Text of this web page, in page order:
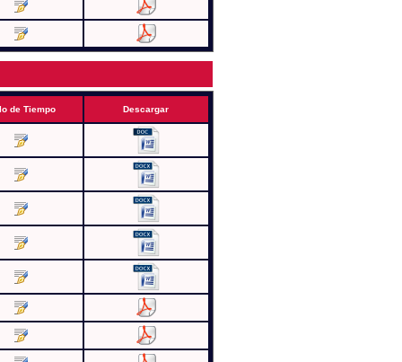
de Tiempo Descargar